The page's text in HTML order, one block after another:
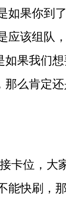
如果你到
应该组队
如果我们
那么肯定
卡位，大
能快刷，